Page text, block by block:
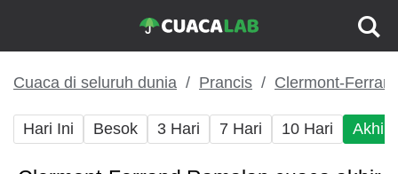
Cuaca di seluruh dunia Prancis Clermont-
Hari Ini Besok 3 Hari 7 Hari 10 Hari Akhir